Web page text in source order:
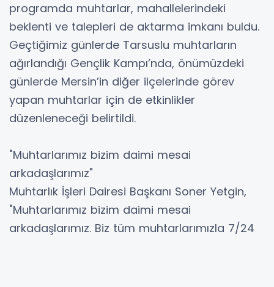
programda muhtarlar, mahallelerindeki
beklenti ve talepleri de aktarma imkanı buldu.
Geçtiğimiz günlerde Tarsuslu muhtarların
ağırlandığı Gençlik Kampı’nda, önümüzdeki
günlerde Mersin’in diğer ilçelerinde görev
yapan muhtarlar için de etkinlikler
düzenleneceği belirtildi.
"Muhtarlarımız bizim daimi mesai
arkadaşlarımız"
Muhtarlık İşleri Dairesi Başkanı Soner Yetgin,
"Muhtarlarımız bizim daimi mesai
arkadaşlarımız. Biz tüm muhtarlarımızla 7/24